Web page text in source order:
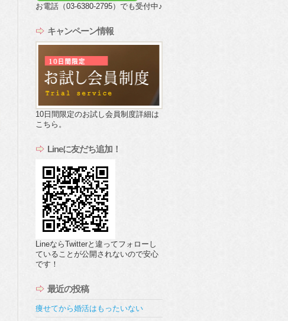
お電話（03-6380-2795）でも受付中♪
キャンペーン情報
10日間限定のお試し会員制度詳細は
こちら。
Lineに友だち追加！
LineならTwitterと違ってフォローし
ていることが公開されないので安心
です！
最近の投稿
痩せてから婚活はもったいない